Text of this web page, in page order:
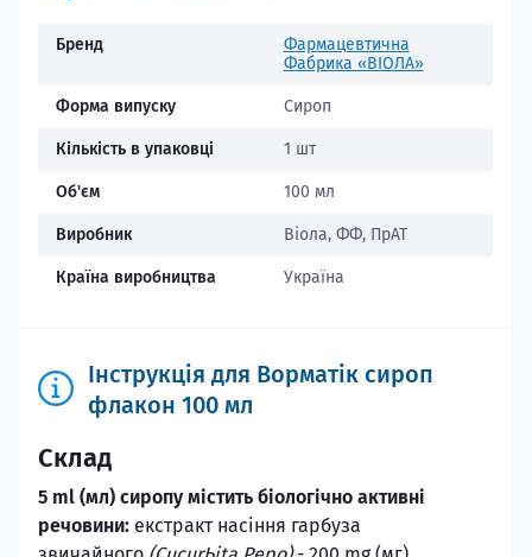
Бренд
Фармацевтична
Фабрика «ВІОЛА»
Форма випуску Сироп
Кількість в упаковці 1 шт
Об'єм 100 мл
Виробник Віола, ФФ, ПрАТ
Країна виробництва Україна
Інструкція для Ворматік сироп
флакон 100 мл
Склад
5 ml (мл) сиропу мiстить бiологiчно активнi
речовини: екстракт насiння гарбуза